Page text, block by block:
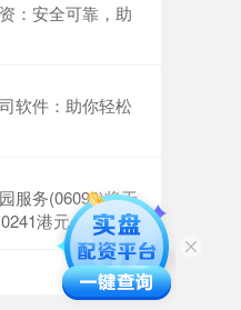
：安全可靠，助
软件：助你轻松
服务(06098)将于
港元